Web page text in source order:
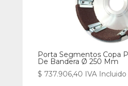
Porta Segmentos Copa
De Bandera Ø 250 Mm
$ 737.906,40 IVA Incluido